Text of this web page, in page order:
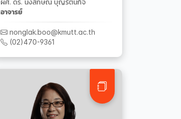
ผศ. ดร. นงลักษณ์ บุญรัตนกิจ
อาจารย์
nonglak.boo@kmutt.ac.th
(02)470-9361